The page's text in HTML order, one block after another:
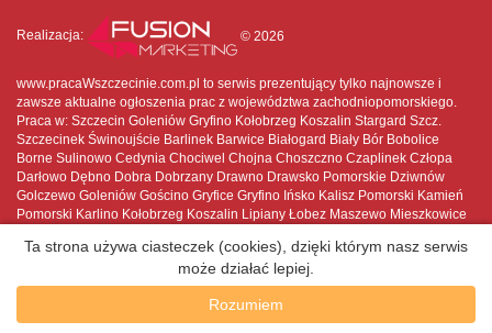
Realizacja: © 2026
www.pracaWszczecinie.com.pl to serwis prezentujący tylko najnowsze i
zawsze aktualne ogłoszenia prac z województwa zachodniopomorskiego.
Praca w: Szczecin Goleniów Gryfino Kołobrzeg Koszalin Stargard Szcz.
Szczecinek Świnoujście Barlinek Barwice Białogard Biały Bór Bobolice
Borne Sulinowo Cedynia Chociwel Chojna Choszczno Czaplinek Człopa
Darłowo Dębno Dobra Dobrzany Drawno Drawsko Pomorskie Dziwnów
Golczewo Goleniów Gościno Gryfice Gryfino Ińsko Kalisz Pomorski Kamień
Pomorski Karlino Kołobrzeg Koszalin Lipiany Łobez Maszewo Mieszkowice
Pełczyce Płoty Polanów Police Połczyn-Zdrój Pyrzyce Recz Resko Sianów
Sławno Stargard Szczeciński Stepnica Suchań Szczecin Szczecinek
Świdwin Świnoujście Trzcińsko-Zdrój Trzebiatów Tuczno Tychowo Wałcz
Ta strona używa ciasteczek (cookies), dzięki którym nasz serwis
może działać lepiej.
Rozumiem